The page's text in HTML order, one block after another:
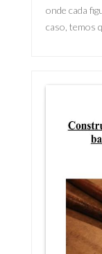
onde cada
caso, temos